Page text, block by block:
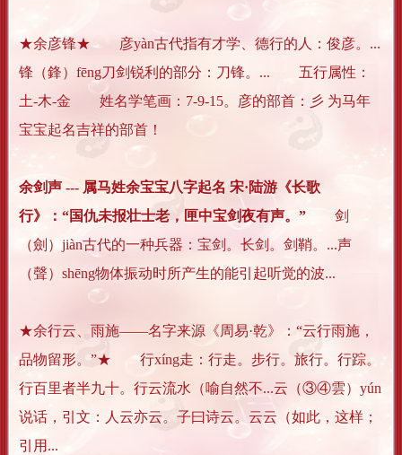
★余彦锋★ 彦yàn古代指有才学、德行的人：俊彦。...
锋（鋒）fēng刀剑锐利的部分：刀锋。... 五行属性：
土-木-金 姓名学笔画：7-9-15。彦的部首：彡 为马年
宝宝起名吉祥的部首！
余剑声 --- 属马姓余宝宝八字起名 宋·陆游《长歌
行》：“国仇未报壮士老，匣中宝剑夜有声。” 剑
（劍）jiàn古代的一种兵器：宝剑。长剑。剑鞘。...声
（聲）shēng物体振动时所产生的能引起听觉的波...
★余行云、雨施——名字来源《周易·乾》：“云行雨施，
品物留形。”★ 行xíng走：行走。步行。旅行。行踪。
行百里者半九十。行云流水（喻自然不...云（③④雲）yún
说话，引文：人云亦云。子曰诗云。云云（如此，这样；
引用...